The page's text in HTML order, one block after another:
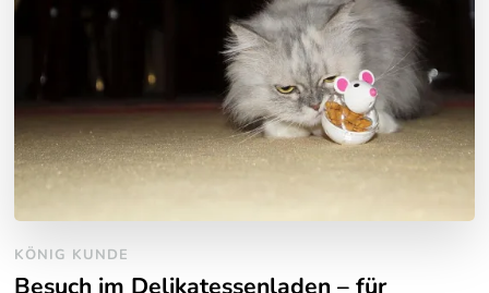
KÖNIG KUNDE